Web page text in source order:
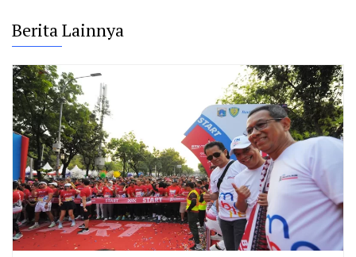
Berita Lainnya